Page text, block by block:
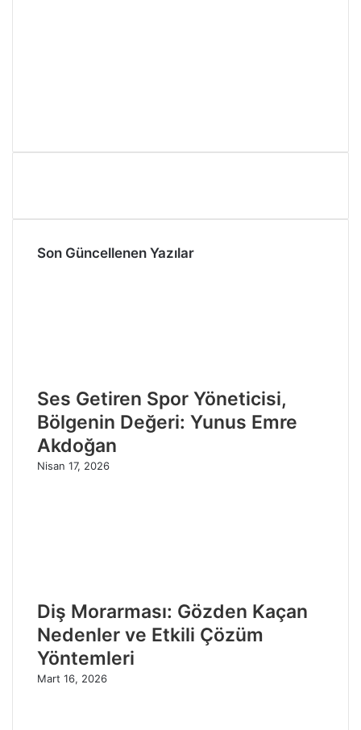
Son Güncellenen Yazılar
Ses Getiren Spor Yöneticisi,
Bölgenin Değeri: Yunus Emre
Akdoğan
Nisan 17, 2026
Diş Morarması: Gözden Kaçan
Nedenler ve Etkili Çözüm
Yöntemleri
Mart 16, 2026